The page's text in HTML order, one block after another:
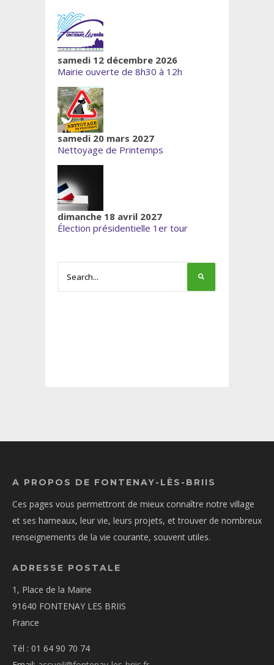
samedi 12 décembre 2026
Mairie ouverte de 8h30 à 12h
samedi 20 mars 2027
Nettoyage de Printemps
dimanche 18 avril 2027
Élection présidentielle 1er tour
A PROPOS DE FONTENAY-LÈS-BRIIS
Ces pages vous permettront de mieux connaître notre village
et ses hameaux, leur vie, leurs projets, et trouver de nombreux
renseignements de la vie courante, souvent utiles.
ADRESSE POSTALE
1, Place de la Mairie
91640 FONTENAY LES BRIIS
France
Tél : 01 64 90 70 74